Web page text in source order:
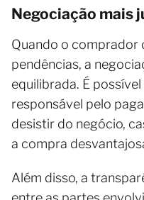
Negociação mais
Quando o comprador
pendências, a
equilibrada. É
responsável pelo
desistir do negócio,
a compra
Além disso, a